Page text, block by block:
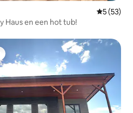
5 (53)
Haus en een hot tub!